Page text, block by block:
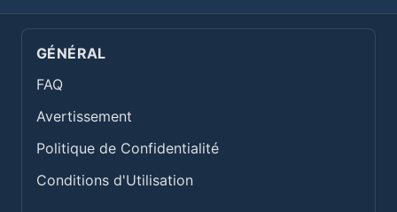
GÉNÉRAL
FAQ
Avertissement
Politique de Confidentialité
Conditions d'Utilisation